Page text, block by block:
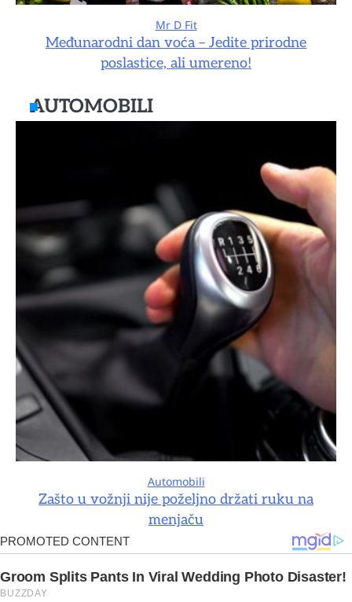
Mr D Fit
Međunarodni dan voća – Jedite prirodne
poslastice, ali umereno!
AUTOMOBILI
Automobili
Zašto u vožnji nije poželjno držati ruku na
menjaču